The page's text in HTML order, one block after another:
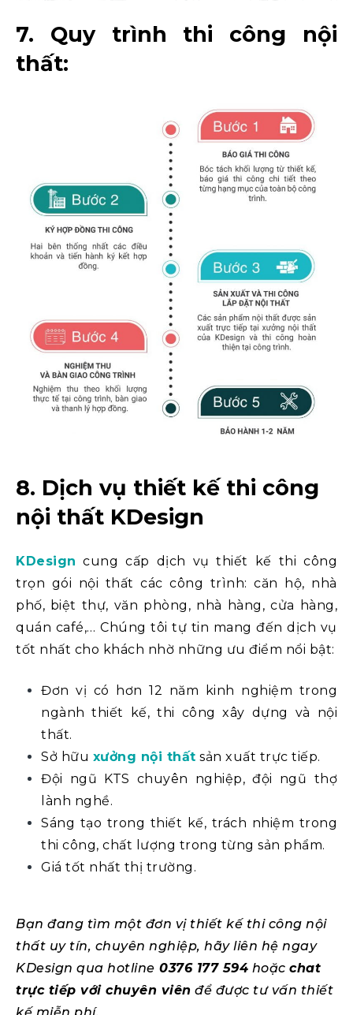
7. Quy trình thi công nội
thất:
8. Dịch vụ thiết kế thi công
nội thất KDesign
KDesign cung cấp dịch vụ thiết kế thi công
trọn gói nội thất các công trình: căn hộ, nhà
phố, biệt thự, văn phòng, nhà hàng, cửa hàng,
quán café,… Chúng tôi tự tin mang đến dịch vụ
tốt nhất cho khách nhờ những ưu điểm nổi bật:
Đơn vị có hơn 12 năm kinh nghiệm trong
ngành thiết kế, thi công xây dựng và nội
thất.
Sở hữu xưởng nội thất sản xuất trực tiếp.
Đội ngũ KTS chuyên nghiệp, đội ngũ thợ
lành nghề.
Sáng tạo trong thiết kế, trách nhiệm trong
thi công, chất lượng trong từng sản phẩm.
Giá tốt nhất thị trường.
Bạn đang tìm một đơn vị thiết kế thi công nội
thất uy tín, chuyên nghiệp, hãy liên hệ ngay
KDesign qua hotline 0376 177 594 hoặc chat
trực tiếp với chuyên viên để được tư vấn thiết